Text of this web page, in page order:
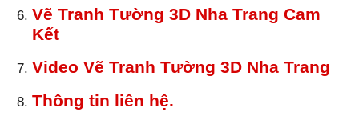
Vẽ Tranh Tường 3D Nha Trang Cam
Kết
Video Vẽ Tranh Tường 3D Nha Trang
Thông tin liên hệ.